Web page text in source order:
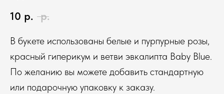
10 р. р.
В букете использованы белые и пурпурные розы,
красный гиперикум и ветви эвкалипта Baby Blue.
По желанию вы можете добавить стандартную
или подарочную упаковку к заказу.